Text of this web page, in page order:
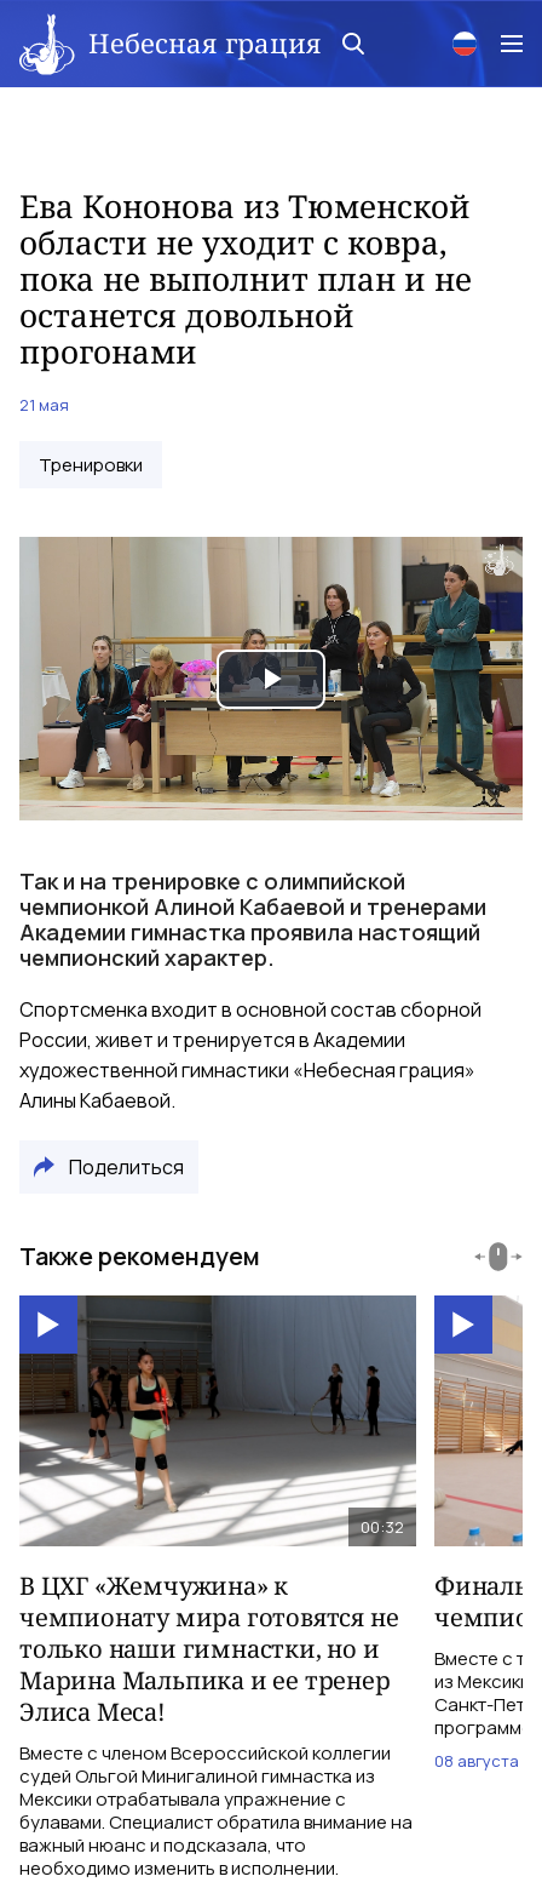
Небесная грация
Ева Кононова из Тюменской
области не уходит с ковра,
пока не выполнит план и не
останется довольной
прогонами
21 мая
Тренировки
Play
Video
Так и на тренировке с олимпийской
чемпионкой Алиной Кабаевой и тренерами
Академии гимнастка проявила настоящий
чемпионский характер.
Спортсменка входит в основной состав сборной
России, живет и тренируется в Академии
художественной гимнастики «Небесная грация»
Алины Кабаевой.
Поделиться
Также рекомендуем
00:32
В ЦХГ «Жемчужина» к
чемпионату мира готовятся не
только наши гимнастки, но и
Марина Мальпика и ее тренер
Элиса Меса!
Вместе с членом Всероссийской коллегии
судей Ольгой Минигалиной гимнастка из
Мексики отрабатывала упражнение с
булавами. Специалист обратила внимание на
важный нюанс и подсказала, что
необходимо изменить в исполнении.
Вместе с
из Мексики
Санкт-
программе
08 августа